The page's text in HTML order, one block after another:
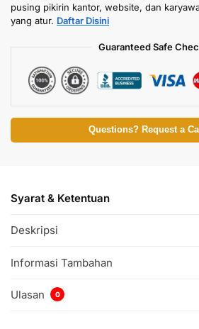
pusing pikirin kantor, website, dan
yang atur. Daftar Disini
Guaranteed Safe
Questions? Request a
Syarat & Ketentuan
Deskripsi
Informasi Tambahan
Ulasan 0